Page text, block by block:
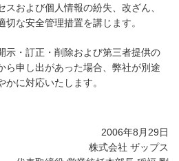
および個人情報の紛失、改ざん、
な安全管理措置を講じます。
示・訂正・削除および第三者提供の
ら申し出があった場合、弊社が別途
に対応いたします。
2006年8月29日
株式会社 ザップス